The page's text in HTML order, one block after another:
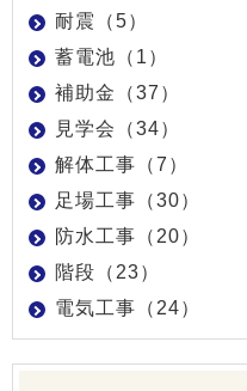
耐震（5）
蓄電池（1）
補助金（37）
見学会（34）
解体工事（7）
足場工事（30）
防水工事（20）
階段（23）
電気工事（24）